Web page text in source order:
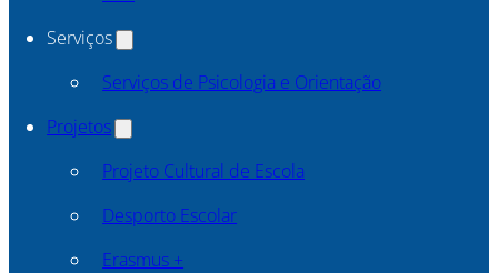
Serviços
Serviços de Psicologia e Orientação
Projetos
Projeto Cultural de Escola
Desporto Escolar
Erasmus +